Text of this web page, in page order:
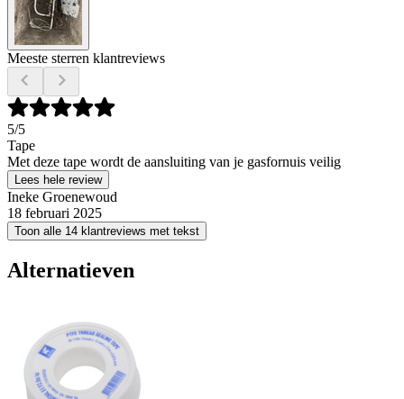
Meeste sterren klantreviews
5/5
Tape
Met deze tape wordt de aansluiting van je gasfornuis veilig
Lees hele review
Ineke Groenewoud
18 februari 2025
Toon alle 14 klantreviews met tekst
Alternatieven